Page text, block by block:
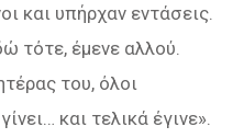
και υπήρχαν εντάσεις.
τότε, έμενε αλλού.
του, όλοι
και τελικά έγινε».